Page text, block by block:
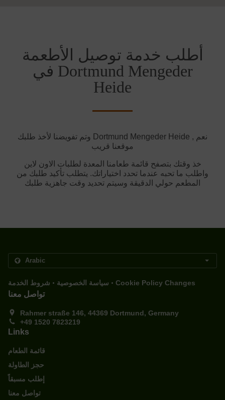
أطلب خدمة توصيل الأطعمة
في Dortmund Mengeder
Heide
وتم تفويضنا لأخذ طلبك Dortmund Mengeder Heide نعم ,
موقعنا قريب
خذ وقتك بتصفح قائمة طعامنا المعدة لطلبات الاون لاين
واطلب ما تحبه عندما تحدد اختياراتك. يتطلب تأكيد طلبك من
المطعم حولي الدقيقة وسيتم تحديد وقت جاهزية طلبك
سياسة الخصوصية . شروط الخدمة . Cookie Policy Changes
تواصل معنا
Rahmer straße 146, 44369 Dortmund, Germany
+49 1520 7823219
Links
قائمة الطعام
حجز الطاولة
إطلب مسبقاً
تواصل معنا